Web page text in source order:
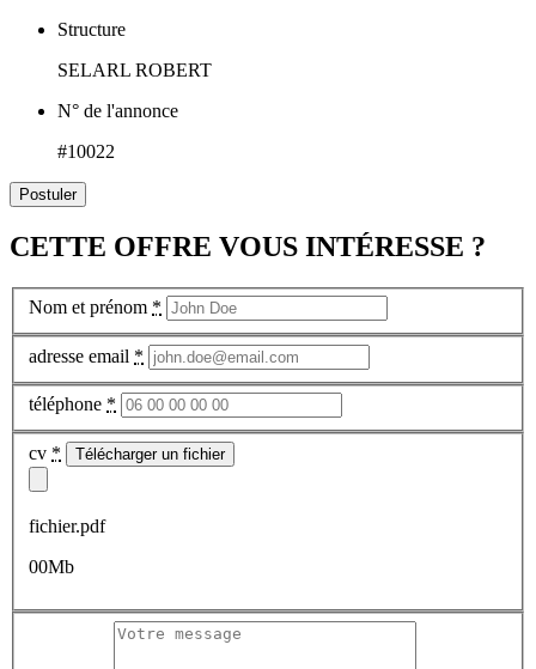
Structure
SELARL ROBERT
N° de l'annonce
#10022
Postuler
CETTE OFFRE VOUS INTÉRESSE ?
Nom et prénom *
adresse email *
téléphone *
cv * Télécharger un fichier
fichier.pdf
00Mb